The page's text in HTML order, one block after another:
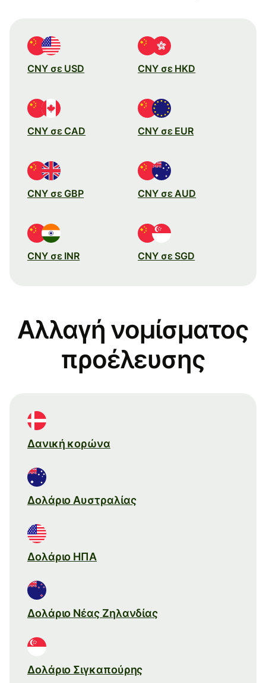
CNY σε USD CNY σε HKD
CNY σε CAD CNY σε EUR
CNY σε GBP CNY σε AUD
CNY σε INR CNY σε SGD
Αλλαγή νομίσματος
προέλευσης
Δανική κορώνα
Δολάριο Αυστραλίας
Δολάριο ΗΠΑ
Δολάριο Νέας Ζηλανδίας
Δολάριο Σιγκαπούρης